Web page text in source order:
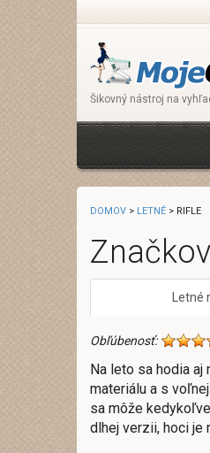
Šikovný nástroj na
DOMOV > LETNÉ > RIFLE
Letné
Obľúbenosť:
Na leto sa hodia
materiálu a s
sa môže
dlhej verzii, hoci je